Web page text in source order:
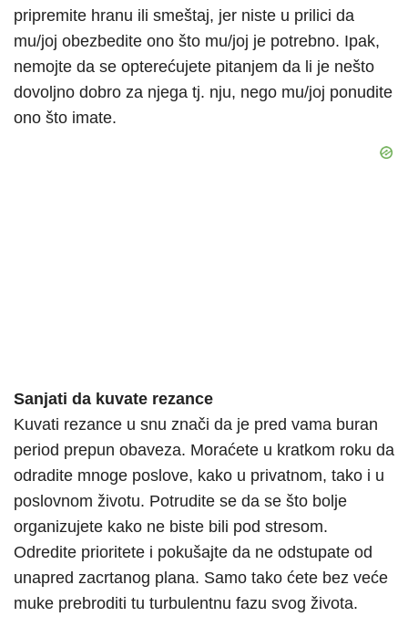
pripremite hranu ili smeštaj, jer niste u prilici da
mu/joj obezbedite ono što mu/joj je potrebno. Ipak,
nemojte da se opterećujete pitanjem da li je nešto
dovoljno dobro za njega tj. nju, nego mu/joj ponudite
ono što imate.
Sanjati da kuvate rezance
Kuvati rezance u snu znači da je pred vama buran
period prepun obaveza. Moraćete u kratkom roku da
odradite mnoge poslove, kako u privatnom, tako i u
poslovnom životu. Potrudite se da se što bolje
organizujete kako ne biste bili pod stresom.
Odredite prioritete i pokušajte da ne odstupate od
unapred zacrtanog plana. Samo tako ćete bez veće
muke prebroditi tu turbulentnu fazu svog života.